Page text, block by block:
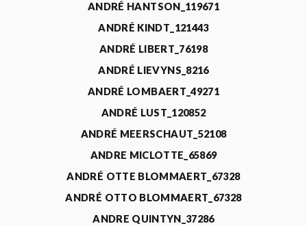
ANDRÉ HANTSON_119671
ANDRÉ KINDT_121443
ANDRÉ LIBERT_76198
ANDRÉ LIEVYNS_8216
ANDRÉ LOMBAERT_49271
ANDRÉ LUST_120852
ANDRÉ MEERSCHAUT_52108
ANDRE MICLOTTE_65869
ANDRÉ OTTE BLOMMAERT_67328
ANDRÉ OTTO BLOMMAERT_67328
ANDRE QUINTYN_37286